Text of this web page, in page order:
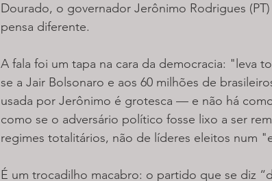
Dourado, o governador Jerônimo Rodrigues
pensa diferente.
A fala foi um tapa na cara da democracia: "leva
se a Jair Bolsonaro e aos 60 milhões de
usada por Jerônimo é grotesca — e não há
como se o adversário político fosse lixo a ser
regimes totalitários, não de líderes eleitos num
É um trocadilho macabro: o partido que se diz